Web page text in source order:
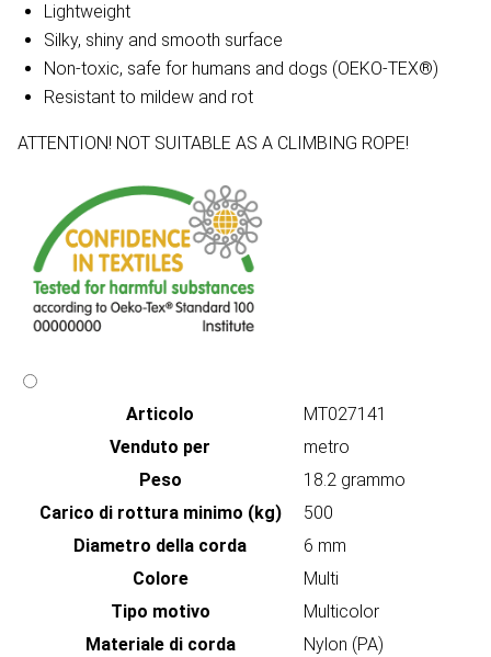
Lightweight
Silky, shiny and smooth surface
Non-toxic, safe for humans and dogs (OEKO-TEX®)
Resistant to mildew and rot
ATTENTION! NOT SUITABLE AS A CLIMBING ROPE!
Articolo
MT027141
Venduto per
metro
Peso
18.2 grammo
Carico di rottura minimo (kg)
500
Diametro della corda
6 mm
Colore
Multi
Tipo motivo
Multicolor
Materiale di corda
Nylon (PA)